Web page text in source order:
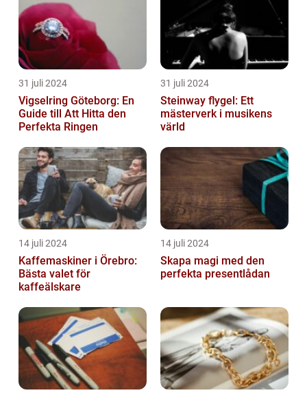
31 juli 2024
Vigselring Göteborg: En
Guide till Att Hitta den
Perfekta Ringen
31 juli 2024
Steinway flygel: Ett
mästerverk i musikens
värld
14 juli 2024
Kaffemaskiner i Örebro:
Bästa valet för
kaffeälskare
14 juli 2024
Skapa magi med den
perfekta presentlådan